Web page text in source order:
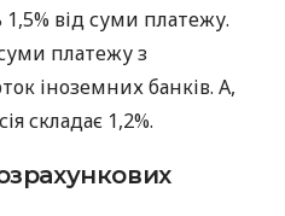
1,5% від суми платежу.
платежу з
іноземних банків. А,
складає 1,2%.